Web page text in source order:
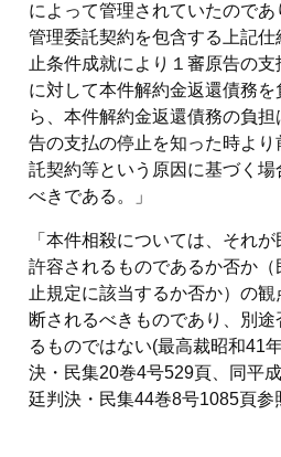
によって管理されていたので
管理委託契約を包含する上記
止条件成就により１審原告の
に対して本件解約金返還債務
ら、本件解約金返還債務の負
告の支払の停止を知った時よ
託契約等という原因に基づく場
べきである。」
「本件相殺については、それ
許容されるものであるか否か
止規定に該当するか否か）の
断されるべきものであり、別
るものではない(最高裁昭和41
決・民集20巻4号529頁、同平
廷判決・民集44巻8号1085頁参